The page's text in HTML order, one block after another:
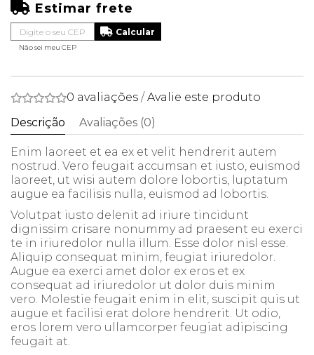
Estimar frete
Não sei meu CEP
0 avaliações /Avalie este produto
Descrição
Avaliações (0)
Enim laoreet et ea ex et velit hendrerit autem
nostrud. Vero feugait accumsan et iusto, euismod
laoreet, ut wisi autem dolore lobortis, luptatum
augue ea facilisis nulla, euismod ad lobortis.
Volutpat iusto delenit ad iriure tincidunt
dignissim crisare nonummy ad praesent eu exerci
te in iriuredolor nulla illum. Esse dolor nisl esse.
Aliquip consequat minim, feugiat iriuredolor.
Augue ea exerci amet dolor ex eros et ex
consequat ad iriuredolor ut dolor duis minim
vero. Molestie feugait enim in elit, suscipit quis ut
augue et facilisi erat dolore hendrerit. Ut odio,
eros lorem vero ullamcorper feugiat adipiscing
feugait at.